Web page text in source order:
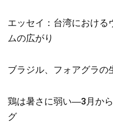
エッセイ：台湾における
ムの広がり
ブラジル、フォアグラの
鶏は暑さに弱い―3月か
グ